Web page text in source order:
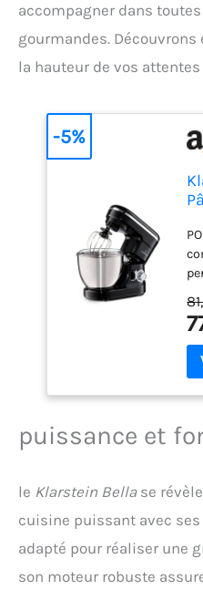
accompagner dans
gourmandes.
la hauteur de vos
-5%
puissance et
le Klarstein Bellase
cuisine puissant avec
adapté pour réaliser une
son moteur robuste